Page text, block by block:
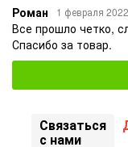
Роман 1 февраля 2022
Все прошло четко,
Спасибо за товар.
Связаться
с нами